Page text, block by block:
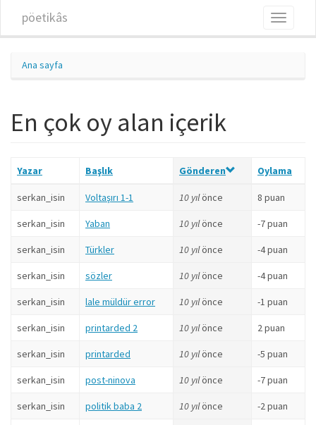
pöetikâs
Toggle
Ana sayfa
En çok oy alan içerik
Yazar Başlık Gönderen Oylama
serkan_isin Voltaşırı 1-1 10 yılönce 8 puan
serkan_isin Yaban 10 yılönce -7 puan
serkan_isin Türkler 10 yılönce -4 puan
serkan_isin sözler 10 yılönce -4 puan
serkan_isin lale müldür error 10 yılönce -1 puan
serkan_isin printarded 2 10 yılönce 2 puan
serkan_isin printarded 10 yılönce -5 puan
serkan_isin post-ninova 10 yılönce -7 puan
serkan_isin politik baba 2 10 yılönce -2 puan